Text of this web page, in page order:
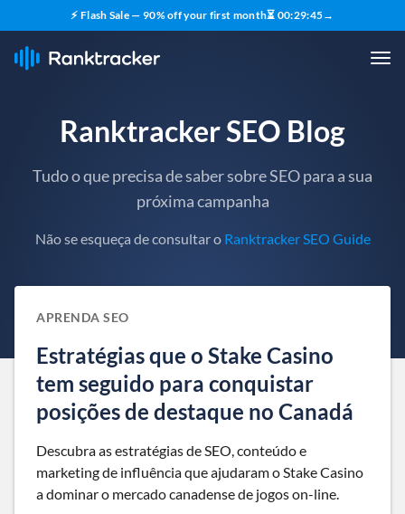
⚡ Flash Sale — 90% off your first month⏳ 00:29:44→
Ranktracker SEO Blog
Tudo o que precisa de saber sobre SEO para a sua
próxima campanha
Não se esqueça de consultar o Ranktracker SEO Guide
APRENDA SEO
Estratégias que o Stake Casino
tem seguido para conquistar
posições de destaque no Canadá
Descubra as estratégias de SEO, conteúdo e
marketing de influência que ajudaram o Stake Casino
a dominar o mercado canadense de jogos on-line.